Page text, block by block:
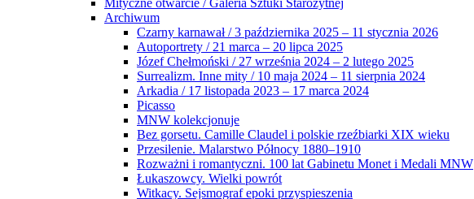
Mityczne otwarcie / Galeria Sztuki Starożytnej
Archiwum
Czarny karnawał / 3 października 2025 – 11 stycznia 2026
Autoportrety / 21 marca – 20 lipca 2025
Józef Chełmoński / 27 września 2024 – 2 lutego 2025
Surrealizm. Inne mity / 10 maja 2024 – 11 sierpnia 2024
Arkadia / 17 listopada 2023 – 17 marca 2024
Picasso
MNW kolekcjonuje
Bez gorsetu. Camille Claudel i polskie rzeźbiarki XIX wieku
Przesilenie. Malarstwo Północy 1880–1910
Rozważni i romantyczni. 100 lat Gabinetu Monet i Medali MNW
Łukaszowcy. Wielki powrót
Witkacy. Sejsmograf epoki przyspieszenia